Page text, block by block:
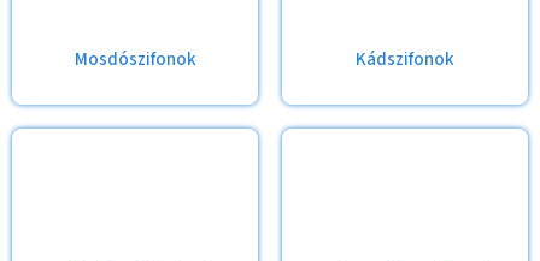
Mosdószifonok Kádszifonok